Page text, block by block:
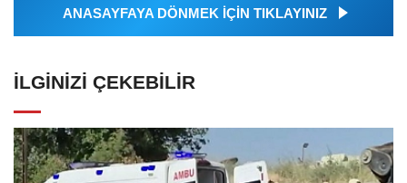
ANASAYFAYA DÖNMEK İÇİN TIKLAYINIZ
İLGINIZI ÇEKEBILIR